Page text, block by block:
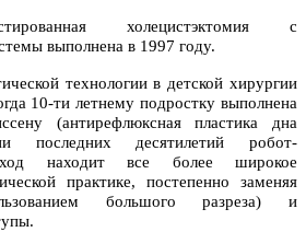
холецистэктомия с
выполнена в 1997 году.
технологии в детской хирургии
10-ти летнему подростку выполнена
(антирефлюксная пластика дна
последних десятилетий робот-
находит все более широкое
практике, постепенно заменяя
большого разреза) и